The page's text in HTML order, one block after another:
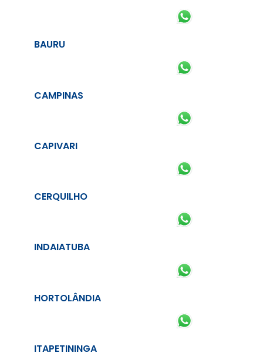
BAURU
CAMPINAS
CAPIVARI
CERQUILHO
INDAIATUBA
HORTOLÂNDIA
ITAPETININGA